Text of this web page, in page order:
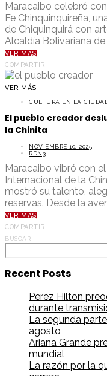
Maracaibo celebró
Fe Chinquinquireña,
de Chiquinquirá con
Alcaldía Bolivariana de
VER MÁS
COMPARTIR
VER MÁS
CULTURA EN LA
El pueblo creador
la Chinita
NOVIEMBRE 10, 2025
RDN3
Maracaibo vibró con
Internacional de la
mostró su talento,
reservas. Desde la
VER MÁS
COMPARTIR
BUSCAR
Recent Posts
Perez Hilton
durante
La segunda
agosto
Ariana Grande
mundial
La razón por la